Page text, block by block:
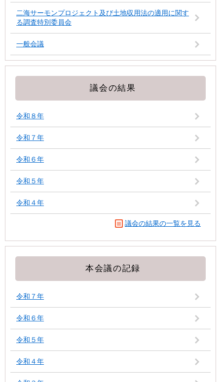
二海サーモンプロジェクト及び土地収用法の適用に関す
る調査特別委員会
一般会議
議会の結果
令和８年
令和７年
令和６年
令和５年
令和４年
議会の結果の一覧を見る
本会議の記録
令和７年
令和６年
令和５年
令和４年